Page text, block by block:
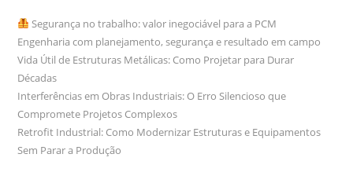
Segurança no trabalho: valor inegociável para a PCM
Engenharia com planejamento, segurança e resultado em campo
Vida Útil de Estruturas Metálicas: Como Projetar para Durar
Décadas
Interferências em Obras Industriais: O Erro Silencioso que
Compromete Projetos Complexos
Retrofit Industrial: Como Modernizar Estruturas e Equipamentos
Sem Parar a Produção